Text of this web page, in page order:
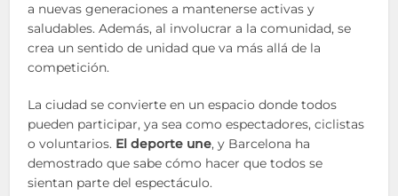
a nuevas generaciones a mantenerse activas y
saludables. Además, al involucrar a la comunidad, se
crea un sentido de unidad que va más allá de la
competición.
La ciudad se convierte en un espacio donde todos
pueden participar, ya sea como espectadores, ciclistas
o voluntarios. El deporte une, y Barcelona ha
demostrado que sabe cómo hacer que todos se
sientan parte del espectáculo.